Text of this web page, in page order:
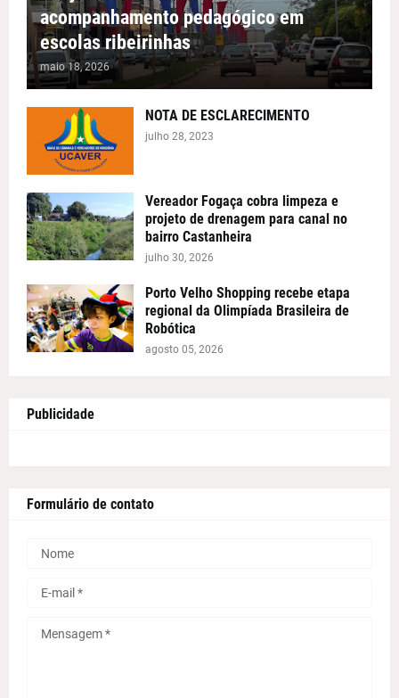
acompanhamento pedagógico em
escolas ribeirinhas
maio 18, 2026
NOTA DE ESCLARECIMENTO
julho 28, 2023
Vereador Fogaça cobra limpeza e
projeto de drenagem para canal no
bairro Castanheira
julho 30, 2026
Porto Velho Shopping recebe etapa
regional da Olimpíada Brasileira de
Robótica
agosto 05, 2026
Publicidade
Formulário de contato